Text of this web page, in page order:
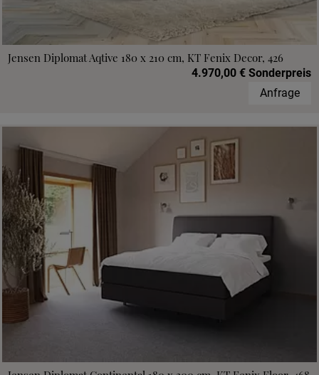
Jensen Diplomat Aqtive 180 x 210 cm, KT Fenix Decor, 426
4.970,00 € Sonderpreis
Anfrage